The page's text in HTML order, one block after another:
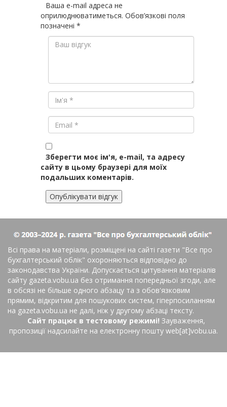
Ваша e-mail адреса не
оприлюднюватиметься. Обов’язкові поля
позначені *
Зберегти моє ім'я, e-mail, та адресу
сайту в цьому браузері для моїх
подальших коментарів.
Всі права на матеріали, розміщені на сайті газети "Все про
бухгалтерський облік" охороняються відповідно до
законодавства України. Допускається цитування матеріалів
сайту gazeta.vobu.ua без отримання попередньої згоди, але
в обсязі не більше одного абзацу та з обов'язковим
прямим, відкритим для пошукових систем, гіперпосиланням
на gazeta.vobu.ua не далі, ніж у другому абзаці тексту.
Сайт працює в тестовому режимі! Зауваження,
пропозиції надсилайте на електронну пошту web[at]vobu.ua.